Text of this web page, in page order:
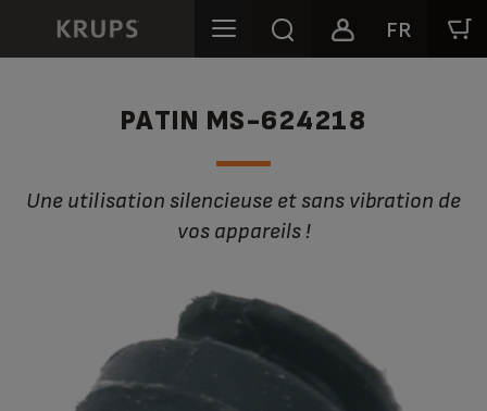
FR
PATIN MS-624218
Une utilisation silencieuse et sans vibration de
vos appareils !